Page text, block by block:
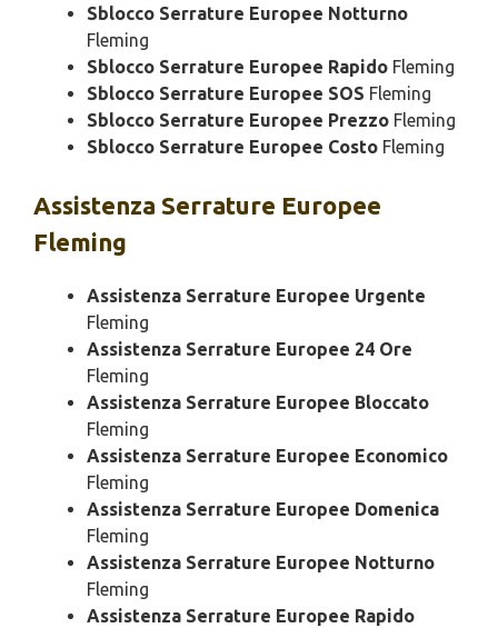
Sblocco Serrature Europee Notturno
Fleming
Sblocco Serrature Europee Rapido Fleming
Sblocco Serrature Europee SOS Fleming
Sblocco Serrature Europee Prezzo Fleming
Sblocco Serrature Europee Costo Fleming
Assistenza Serrature Europee
Fleming
Assistenza Serrature Europee Urgente
Fleming
Assistenza Serrature Europee 24 Ore
Fleming
Assistenza Serrature Europee Bloccato
Fleming
Assistenza Serrature Europee Economico
Fleming
Assistenza Serrature Europee Domenica
Fleming
Assistenza Serrature Europee Notturno
Fleming
Assistenza Serrature Europee Rapido